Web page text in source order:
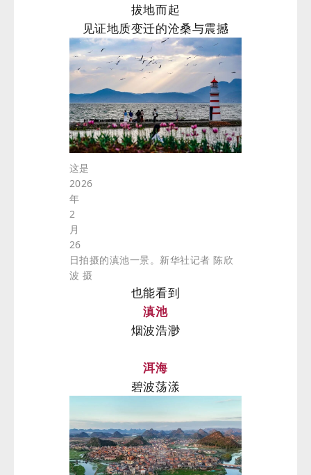
拔地而起
见证地质变迁的沧桑与震撼
这是
2026
年
2
月
26
日拍摄的滇池一景。新华社记者 陈欣
波 摄
也能看到
滇池
烟波浩渺
洱海
碧波荡漾